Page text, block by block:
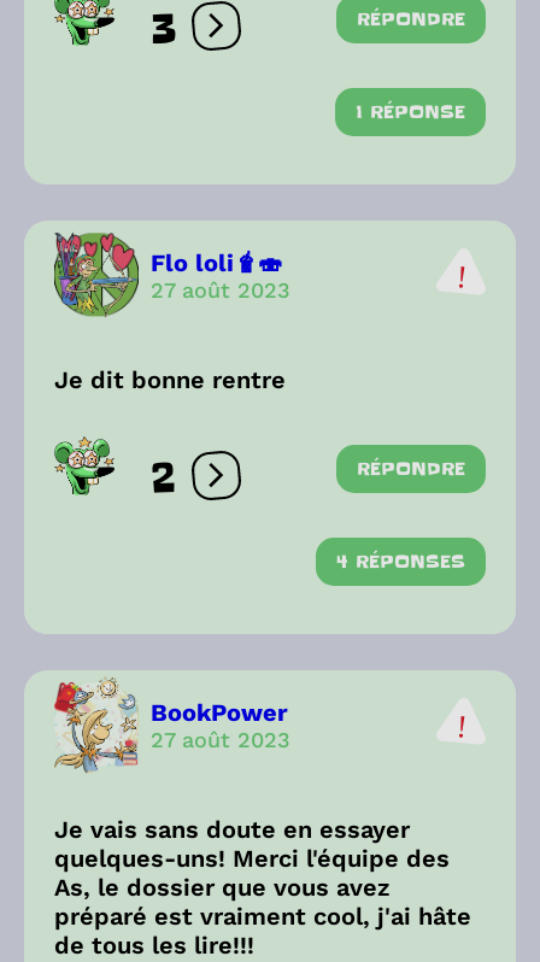
3 Ouvrir les réactions
RÉPONDRE
1 RÉPONSE
Flo loli🧋🍣
27 août 2023
Je dit bonne rentre
2 Ouvrir les réactions
RÉPONDRE
4 RÉPONSES
BookPower
27 août 2023
Je vais sans doute en essayer
quelques-uns! Merci l'équipe des
As, le dossier que vous avez
préparé est vraiment cool, j'ai hâte
de tous les lire!!!